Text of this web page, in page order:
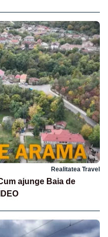
Realitatea Travel
ajunge Baia de